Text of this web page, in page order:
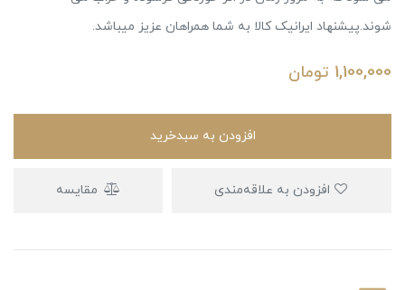
شوند.پیشنهاد ایرانیک کالا به شما همراهان عزیز میباشد.
1,100,000 تومان
افزودن به سبدخرید
مقایسه